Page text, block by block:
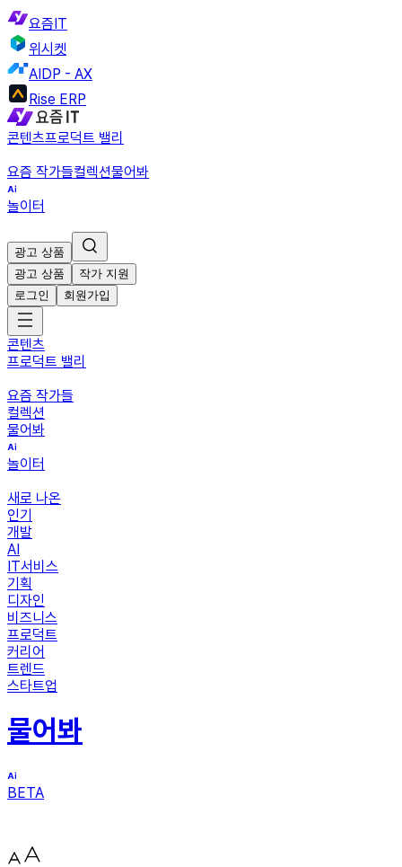
요즘IT
위시켓
AIDP - AX
Rise ERP
콘텐츠프로덕트 밸리
요즘 작가들컬렉션물어봐
놀이터
광고 상품
광고 상품
작가 지원
로그인
회원가입
콘텐츠
프로덕트 밸리
요즘 작가들
컬렉션
물어봐
놀이터
새로 나온
인기
개발
AI
IT서비스
기획
디자인
비즈니스
프로덕트
커리어
트렌드
스타트업
물어봐
BETA